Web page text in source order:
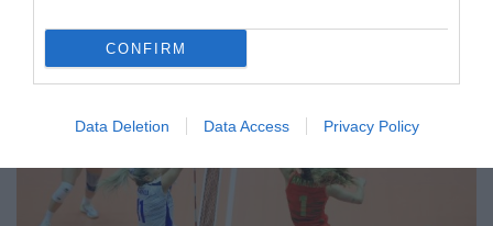
CONFIRM
Data Deletion Data Access Privacy Policy
ΤΕΛΕΥΤΑΙΑ ΝΕΑ